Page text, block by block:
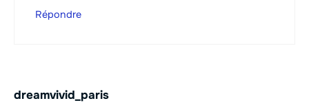
Répondre
dreamvivid_paris